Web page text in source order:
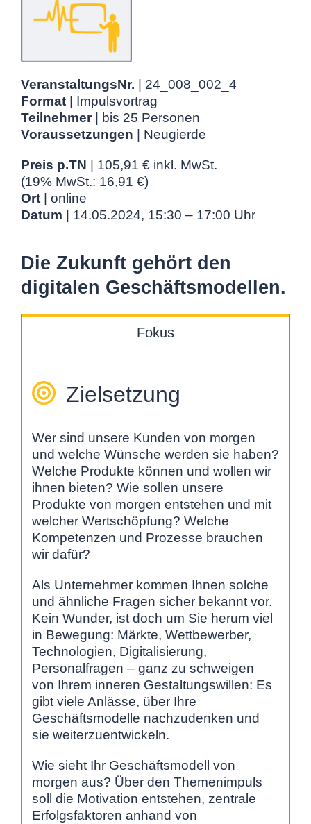
VeranstaltungsNr. | 24_008_002_4
Format| Impulsvortrag
Teilnehmer| bis 25 Personen
Voraussetzungen | Neugierde
Preis p.TN
| 105,91 € inkl. MwSt.
(19% MwSt.: 16,91 €)
Ort| online
Datum | 14.05.2024, 15:30 – 17:00 Uhr
Die Zukunft gehört den
digitalen Geschäftsmodellen.
Fokus
Zielsetzung
Wer sind unsere Kunden von morgen
und welche Wünsche werden sie haben?
Welche Produkte können und wollen wir
ihnen bieten? Wie sollen unsere
Produkte von morgen entstehen und mit
welcher Wertschöpfung? Welche
Kompetenzen und Prozesse brauchen
wir dafür?
Als Unternehmer kommen Ihnen solche
und ähnliche Fragen sicher bekannt vor.
Kein Wunder, ist doch um Sie herum viel
in Bewegung: Märkte, Wettbewerber,
Technologien, Digitalisierung,
Personalfragen – ganz zu schweigen
von Ihrem inneren Gestaltungswillen: Es
gibt viele Anlässe, über Ihre
Geschäftsmodelle nachzudenken und
sie weiterzuentwickeln.
Wie sieht Ihr Geschäftsmodell von
morgen aus? Über den Themenimpuls
soll die Motivation entstehen, zentrale
Erfolgsfaktoren anhand von